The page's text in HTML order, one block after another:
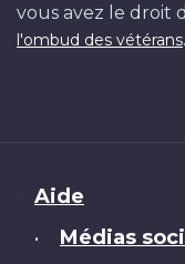
vous avez le droit
l'ombud des vétérans.
Brand
Aide
• Médias